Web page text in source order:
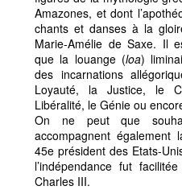
Amazones, et dont
chants et danses à la
Marie-Amélie de Saxe. Il
que la louange (loa)
des incarnations
Loyauté, la Justice, le
Libéralité, le Génie ou
On ne peut que
accompagnent
45e président des Etats-
l’indépendance fut
Charles III.